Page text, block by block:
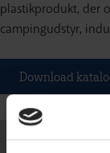
plastikprodukt, der
campingudstyr,
Download